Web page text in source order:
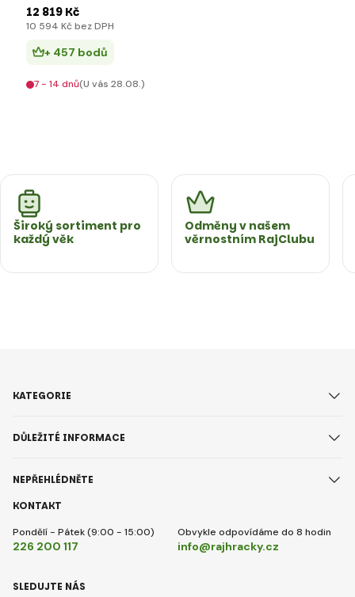
12 819 Kč
10 594 Kč bez DPH
+ 457 bodů
7 - 14 dnů(U vás 28.08.)
Široký sortiment pro
každý věk
Odměny v našem
věrnostním RajClubu
KONTAKT
Pondělí - Pátek (9:00 - 15:00)
226 200 117
Obvykle odpovídáme do 8 hodin
info@rajhracky.cz
KATEGORIE
DŮLEŽITÉ INFORMACE
NEPŘEHLÉDNĚTE
SLEDUJTE NÁS